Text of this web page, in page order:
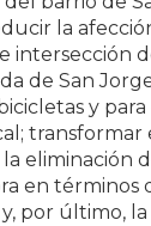
la
intersección
de San
y
transformar
eliminación
en términos
por último,